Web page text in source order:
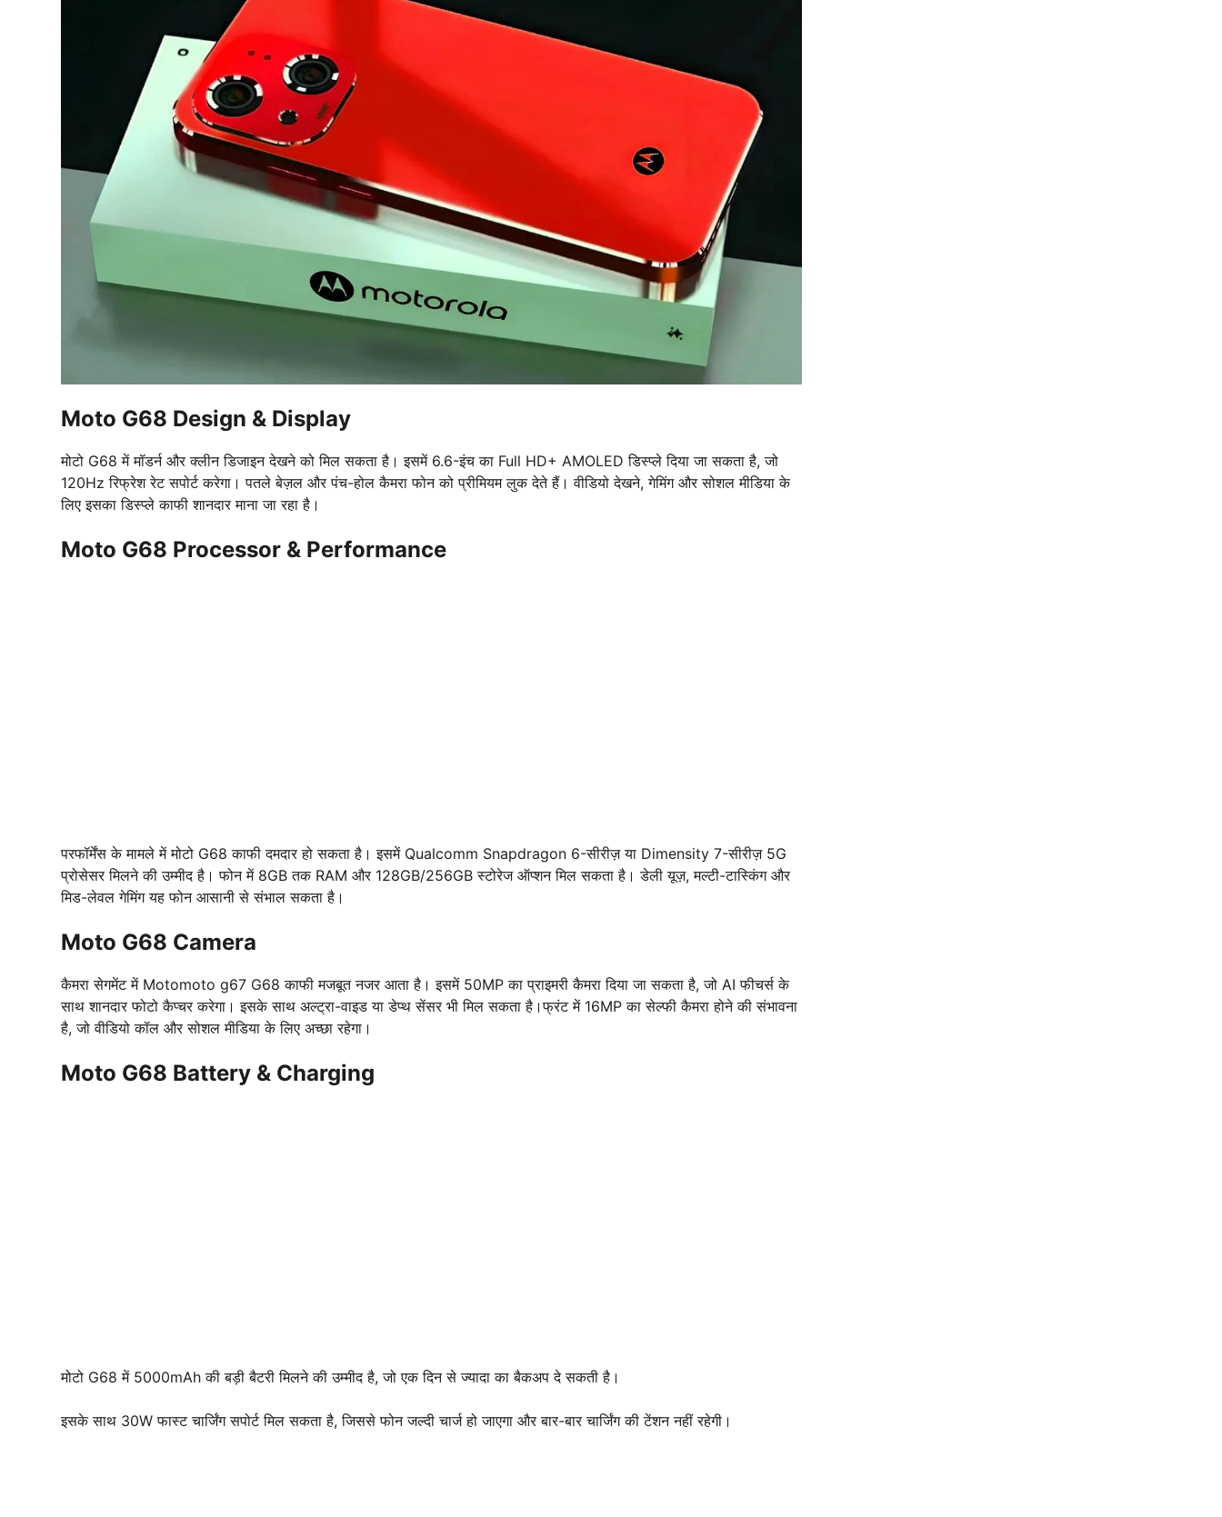
Moto G68 Design & Display
मोटो G68 में मॉडर्न और क्लीन डिजाइन देखने को मिल सकता है। इसमें 6.6-इंच का Full HD+ AMOLED डिस्प्ले दिया जा सकता है, जो
120Hz रिफ्रेश रेट सपोर्ट करेगा। पतले बेज़ल और पंच-होल कैमरा फोन को प्रीमियम लुक देते हैं। वीडियो देखने, गेमिंग और सोशल मीडिया के
लिए इसका डिस्प्ले काफी शानदार माना जा रहा है।
Moto G68 Processor & Performance
परफॉर्मेंस के मामले में मोटो G68 काफी दमदार हो सकता है। इसमें Qualcomm Snapdragon 6-सीरीज़ या Dimensity 7-सीरीज़ 5G
प्रोसेसर मिलने की उम्मीद है। फोन में 8GB तक RAM और 128GB/256GB स्टोरेज ऑप्शन मिल सकता है। डेली यूज़, मल्टी-टास्किंग और
मिड-लेवल गेमिंग यह फोन आसानी से संभाल सकता है।
Moto G68 Camera
कैमरा सेगमेंट में Motomoto g67 G68 काफी मजबूत नजर आता है। इसमें 50MP का प्राइमरी कैमरा दिया जा सकता है, जो AI फीचर्स के
साथ शानदार फोटो कैप्चर करेगा। इसके साथ अल्ट्रा-वाइड या डेप्थ सेंसर भी मिल सकता है।फ्रंट में 16MP का सेल्फी कैमरा होने की संभावना
है, जो वीडियो कॉल और सोशल मीडिया के लिए अच्छा रहेगा।
Moto G68 Battery & Charging
मोटो G68 में 5000mAh की बड़ी बैटरी मिलने की उम्मीद है, जो एक दिन से ज्यादा का बैकअप दे सकती है।
इसके साथ 30W फास्ट चार्जिंग सपोर्ट मिल सकता है, जिससे फोन जल्दी चार्ज हो जाएगा और बार-बार चार्जिंग की टेंशन नहीं रहेगी।